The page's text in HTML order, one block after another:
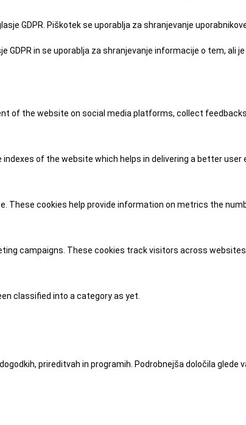
GDPR. Piškotek se uporablja za shranjevanje
GDPR in se uporablja za shranjevanje informacije o tem, ali
of the website on social media platforms, collect
of the website which helps in delivering a better user
cookies help provide information on metrics the
campaigns. These cookies track visitors across
classified into a category as yet.
prireditvah in programih. Podrobnejša določila